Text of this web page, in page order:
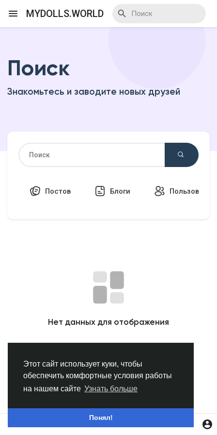
Этот сайт использует куки, чтобы
обеспечить комфортные условия работы
на нашем сайте Узнать больше
Понял!
MYDOLLS.WORLD
Я организатор
Смотреть Базар
Популярные посты
Найти сообщения
Поиск
Знакомьтесь и заводите новых друзей
Постов Блоги
Нет данных для отображения